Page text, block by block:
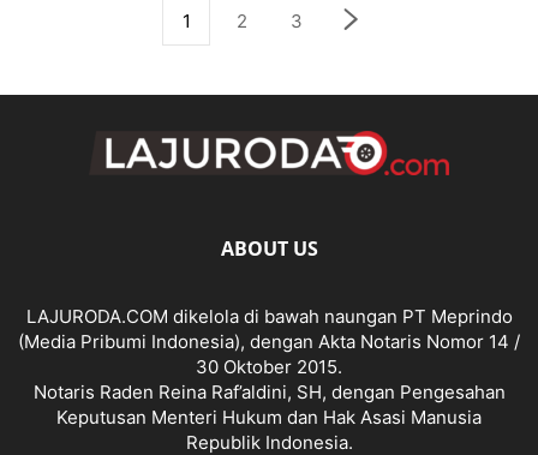
1 2 3
ABOUT US
LAJURODA.COM dikelola di bawah naungan PT Meprindo
(Media Pribumi Indonesia), dengan Akta Notaris Nomor 14 /
30 Oktober 2015.
Notaris Raden Reina Raf’aldini, SH, dengan Pengesahan
Keputusan Menteri Hukum dan Hak Asasi Manusia
Republik Indonesia.